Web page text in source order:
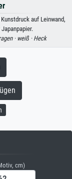
auf Leinwand,
· weiß · Heck
cm)